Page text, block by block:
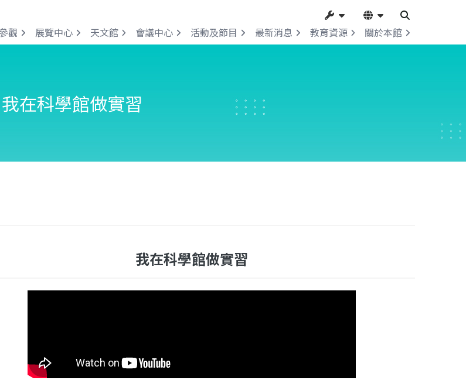
參觀 展覽中心 天文館 會議中心 活動及節目 最新消息 教育資源 關於本館
我在科學館做實習
我在科學館做實習